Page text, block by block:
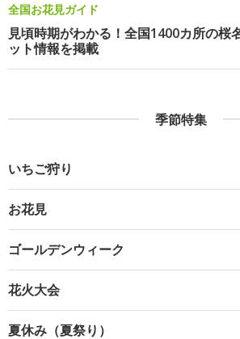
全国お花見ガイド
見頃時期がわかる！全国1400カ所の桜
ット情報を掲載
季節特集
いちご狩り
お花見
ゴールデンウィーク
花火大会
夏休み（夏祭り）